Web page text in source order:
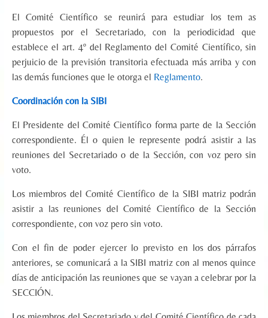
El Comité Científico se reunirá para estudiar los tem as
propuestos por el Secretariado, con la periodicidad que
establece el art. 4º del Reglamento del Comité Científico, sin
perjuicio de la previsión transitoria efectuada más arriba y con
las demás funciones que le otorga el Reglamento.
Coordinación con la SIBI
El Presidente del Comité Científico forma parte de la Sección
correspondiente. Él o quien le represente podrá asistir a las
reuniones del Secretariado o de la Sección, con voz pero sin
voto.
Los miembros del Comité Científico de la SIBI matriz podrán
asistir a las reuniones del Comité Científico de la Sección
correspondiente, con voz pero sin voto.
Con el fin de poder ejercer lo previsto en los dos párrafos
anteriores, se comunicará a la SIBI matriz con al menos quince
días de anticipación las reuniones que se vayan a celebrar por la
SECCIÓN.